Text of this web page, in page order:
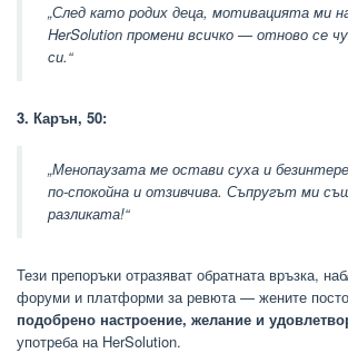
„След като родих деца, мотивацията ми
HerSolution промени всичко — отново се
си.“
3. Карън, 50:
„Менопаузата ме остави суха и
по-спокойна и отзивчива. Съпругът ми
разликата!“
Тези препоръки отразяват обратната връзка,
форуми и платформи за ревюта — жените
подобрено настроение, желание и
употреба на HerSolution.